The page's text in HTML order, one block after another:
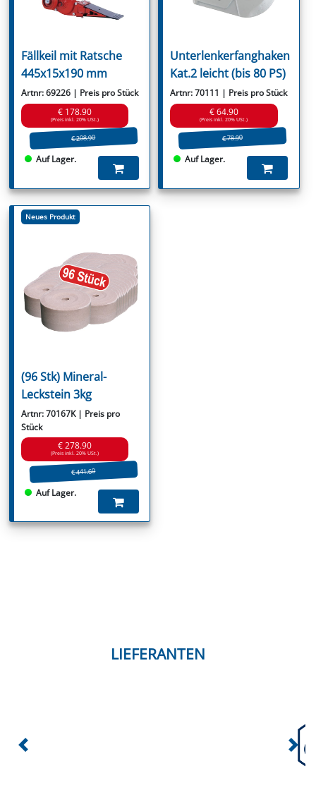
Fällkeil mit Ratsche
445x15x190 mm
Artnr: 69226 | Preis pro Stück
€ 178.90
(Preis inkl. 20% USt.)
€ 208.90
Auf Lager.
Unterlenkerfanghaken
Kat.2 leicht (bis 80 PS)
Artnr: 70111 | Preis pro Stück
€ 64.90
(Preis inkl. 20% USt.)
€ 78.90
Auf Lager.
Neues Produkt
(96 Stk) Mineral-
Leckstein 3kg
Artnr: 70167K | Preis pro
Stück
€ 278.90
(Preis inkl. 20% USt.)
€ 441.60
Auf Lager.
LIEFERANTEN